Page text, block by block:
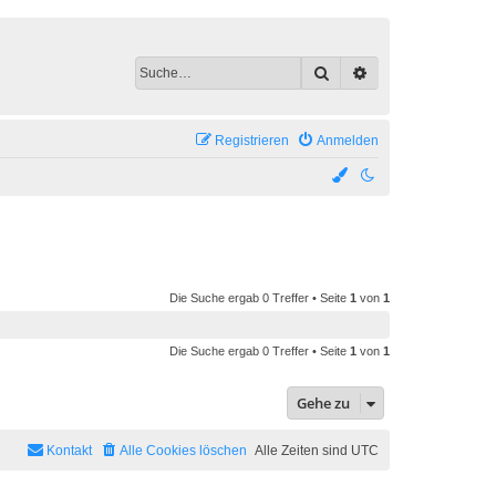
Suche
Anmelden
Registrieren
Die Suche ergab 0 Treffer • Seite 1 von 1
Die Suche ergab 0 Treffer • Seite 1 von 1
Gehe zu
Alle Zeiten sind UTC
Alle Cookies löschen
Kontakt